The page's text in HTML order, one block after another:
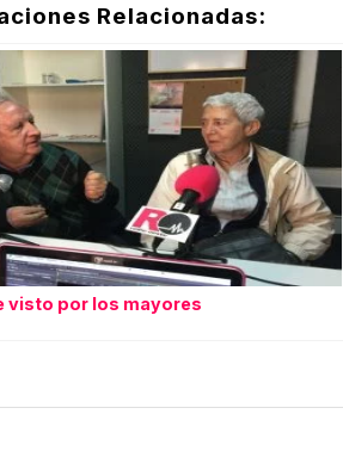
Relacionadas:
visto por los mayores